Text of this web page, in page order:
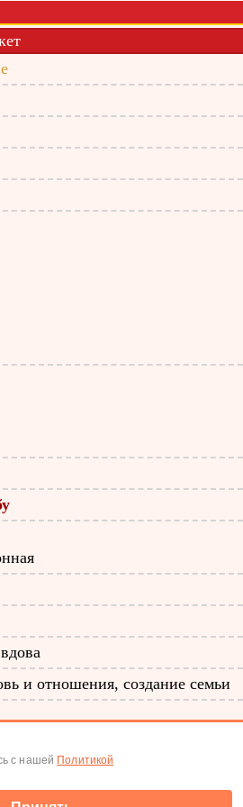
вдова
и отношения, создание семьи
с нашей Политикой